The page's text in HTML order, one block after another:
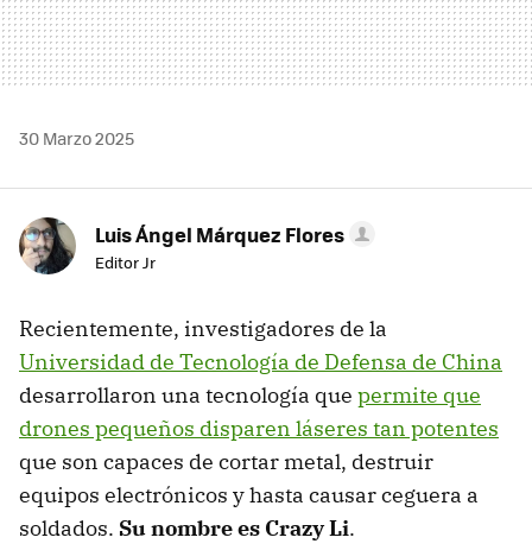
30 Marzo 2025
Luis Ángel Márquez Flores
Editor Jr
Recientemente, investigadores de la
Universidad de Tecnología de Defensa de China
desarrollaron una tecnología que permite que
drones pequeños disparen láseres tan potentes
que son capaces de cortar metal, destruir
equipos electrónicos y hasta causar ceguera a
soldados. Su nombre es Crazy Li.